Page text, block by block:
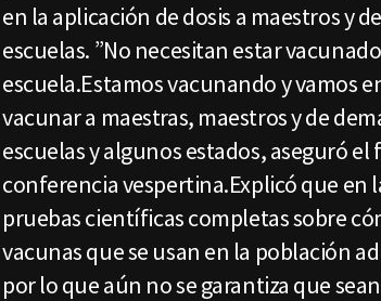
en la aplicación de dosis a maestros y
escuelas. ”No necesitan estar
escuela.Estamos vacunando y vamos
vacunar a maestras, maestros y de
escuelas y algunos estados, aseguró
conferencia vespertina.Explicó que en
pruebas científicas completas sobre
vacunas que se usan en la población
por lo que aún no se garantiza que